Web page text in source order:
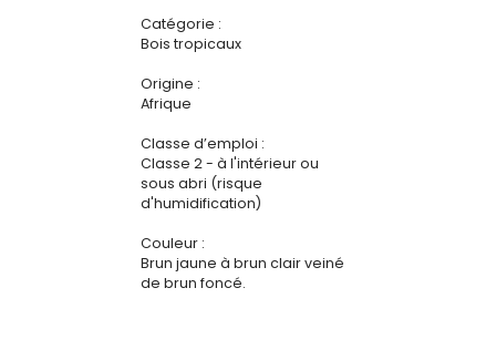
Catégorie :
Bois tropicaux
Origine :
Afrique
Classe d’emploi :
Classe 2 - à l'intérieur ou
sous abri (risque
d'humidification)
Couleur :
Brun jaune à brun clair veiné
de brun foncé.